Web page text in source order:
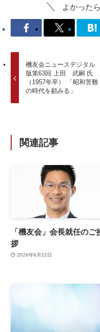
よかった
機友会ニュースデジタル
版第63回 上田 武嗣 氏
（1957年卒） 「昭和苦難
の時代を顧みる」
関連記事
「機友会」会長就任のご
拶
2026年6月22日